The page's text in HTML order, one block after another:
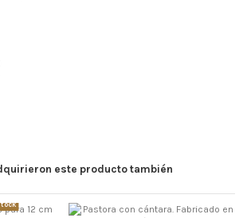
este producto también